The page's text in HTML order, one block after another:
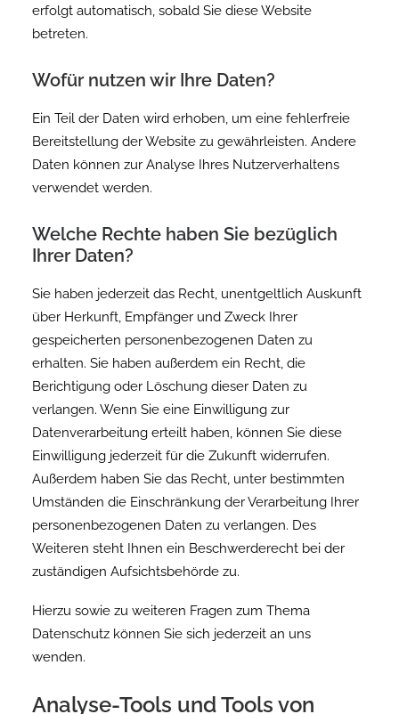
erfolgt automatisch, sobald Sie diese Website
betreten.
Wofür nutzen wir Ihre Daten?
Ein Teil der Daten wird erhoben, um eine fehlerfreie
Bereitstellung der Website zu gewährleisten. Andere
Daten können zur Analyse Ihres Nutzerverhaltens
verwendet werden.
Welche Rechte haben Sie bezüglich
Ihrer Daten?
Sie haben jederzeit das Recht, unentgeltlich Auskunft
über Herkunft, Empfänger und Zweck Ihrer
gespeicherten personenbezogenen Daten zu
erhalten. Sie haben außerdem ein Recht, die
Berichtigung oder Löschung dieser Daten zu
verlangen. Wenn Sie eine Einwilligung zur
Datenverarbeitung erteilt haben, können Sie diese
Einwilligung jederzeit für die Zukunft widerrufen.
Außerdem haben Sie das Recht, unter bestimmten
Umständen die Einschränkung der Verarbeitung Ihrer
personenbezogenen Daten zu verlangen. Des
Weiteren steht Ihnen ein Beschwerderecht bei der
zuständigen Aufsichtsbehörde zu.
Hierzu sowie zu weiteren Fragen zum Thema
Datenschutz können Sie sich jederzeit an uns
wenden.
Analyse-Tools und Tools von